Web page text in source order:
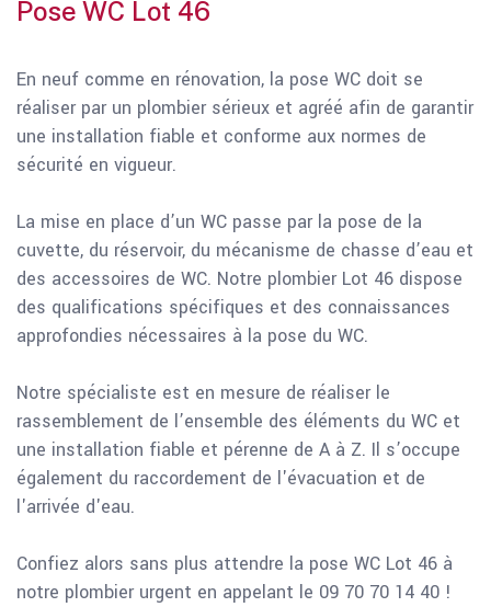
Pose WC Lot 46
En neuf comme en rénovation, la pose WC doit se
réaliser par un plombier sérieux et agréé afin de garantir
une installation fiable et conforme aux normes de
sécurité en vigueur.
La mise en place d’un WC passe par la pose de la
cuvette, du réservoir, du mécanisme de chasse d’eau et
des accessoires de WC. Notre plombier Lot 46 dispose
des qualifications spécifiques et des connaissances
approfondies nécessaires à la pose du WC.
Notre spécialiste est en mesure de réaliser le
rassemblement de l’ensemble des éléments du WC et
une installation fiable et pérenne de A à Z. Il s’occupe
également du raccordement de l'évacuation et de
l'arrivée d'eau.
Confiez alors sans plus attendre la pose WC Lot 46 à
notre plombier urgent en appelant le 09 70 70 14 40 !